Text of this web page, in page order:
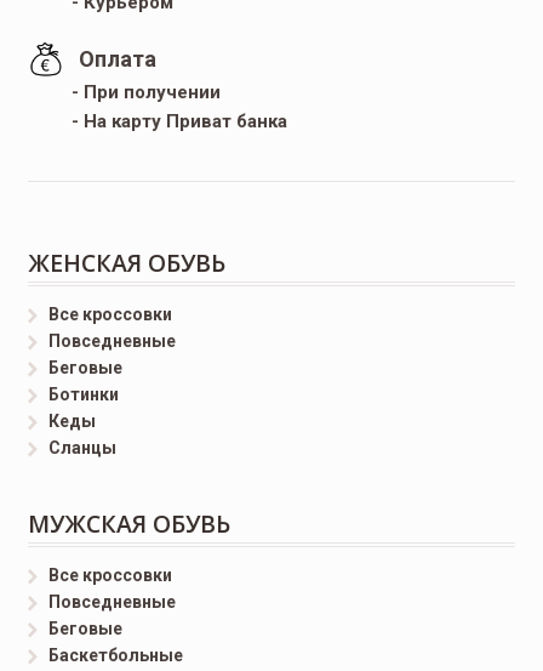
Оплата
- При получении
- На карту Приват банка
ЖЕНСКАЯ ОБУВЬ
Все кроссовки
Повседневные
Беговые
Ботинки
Кеды
Сланцы
МУЖСКАЯ ОБУВЬ
Все кроссовки
Повседневные
Беговые
Баскетбольные